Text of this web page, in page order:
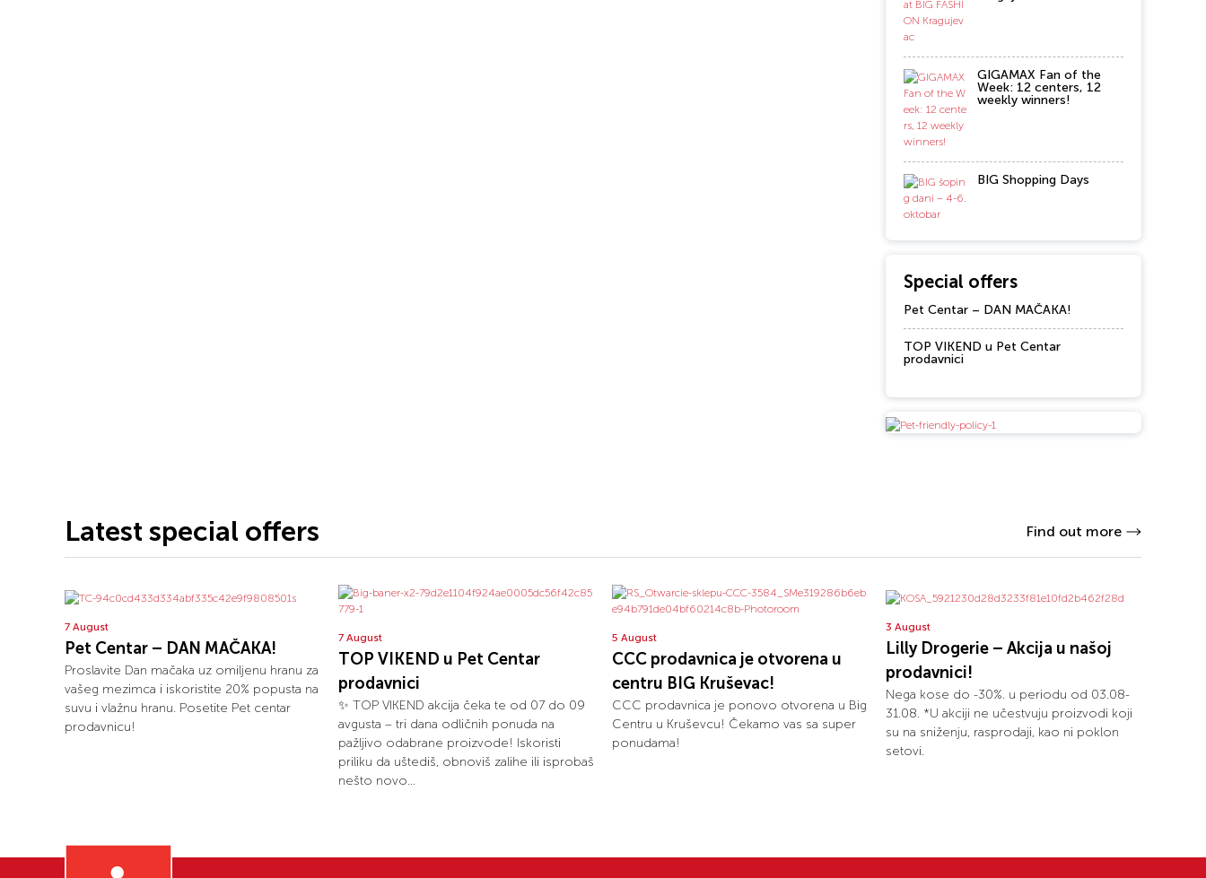
GIGAMAX Fan of the
Week: 12 centers, 12
weekly winners!
BIG Shopping Days
Special offers
Pet Centar – DAN MAČAKA!
TOP VIKEND u Pet Centar
prodavnici
Latest special offers Find out more
7 August
Pet Centar – DAN MAČAKA!
Proslavite Dan mačaka uz omiljenu hranu za
vašeg mezimca i iskoristite 20% popusta na
suvu i vlažnu hranu. Posetite Pet centar
prodavnicu!
7 August
TOP VIKEND u Pet Centar
prodavnici
✨ TOP VIKEND akcija čeka te od 07 do 09
avgusta – tri dana odličnih ponuda na
pažljivo odabrane proizvode! Iskoristi
priliku da uštediš, obnoviš zalihe ili isprobaš
nešto novo...
5 August
CCC prodavnica je otvorena u
centru BIG Kruševac!
CCC prodavnica je ponovo otvorena u Big
Centru u Kruševcu! Čekamo vas sa super
ponudama!
3 August
Lilly Drogerie – Akcija u našoj
prodavnici!
Nega kose do -30%. u periodu od 03.08-
31.08. *U akciji ne učestvuju proizvodi koji
su na sniženju, rasprodaji, kao ni poklon
setovi.